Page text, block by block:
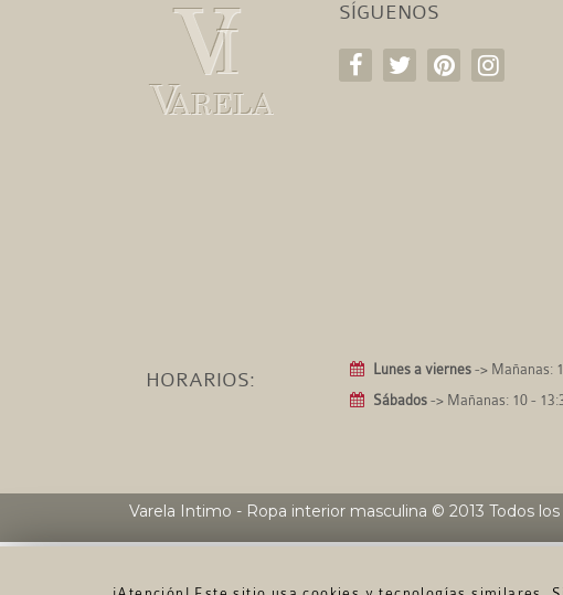
SÍGUENOS
HORARIOS: Lunes a viernes -> Mañanas:
Sábados -> Mañanas: 10 -
Varela Intimo - Ropa interior masculina © 2013 Todos